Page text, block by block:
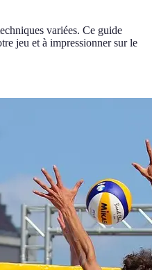
variées. Ce guide
jeu et à impressionner sur le